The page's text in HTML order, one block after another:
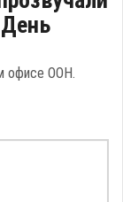
офисе ООН.